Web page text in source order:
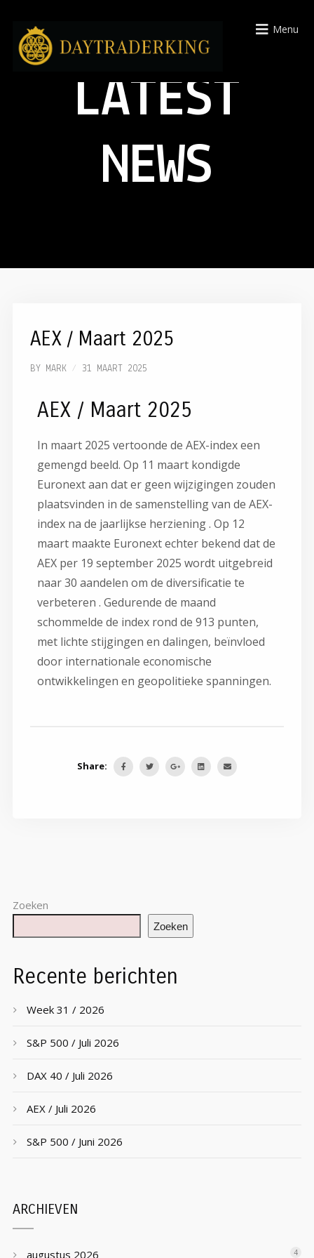
Menu
LATEST
NEWS
AEX / Maart 2025
BY MARK 31 MAART 2025
AEX / Maart 2025
In maart 2025 vertoonde de AEX-index een
gemengd beeld. Op 11 maart kondigde
Euronext aan dat er geen wijzigingen zouden
plaatsvinden in de samenstelling van de AEX-
index na de jaarlijkse herziening. Op 12
maart maakte Euronext echter bekend dat de
AEX per 19 september 2025 wordt uitgebreid
naar 30 aandelen om de diversificatie te
verbeteren . Gedurende de maand
schommelde de index rond de 913 punten,
met lichte stijgingen en dalingen, beïnvloed
door internationale economische
ontwikkelingen en geopolitieke spanningen.
Share:
Zoeken
Zoeken
Recente berichten
Week 31 / 2026
S&P 500 / Juli 2026
DAX 40 / Juli 2026
AEX / Juli 2026
S&P 500 / Juni 2026
ARCHIEVEN
augustus 2026 4